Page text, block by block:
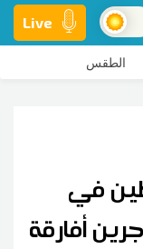
Live
الطقس
في
أفارقة